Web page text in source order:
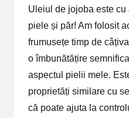
Uleiul de jojoba este cu
piele și păr! Am folosit
frumusețe timp de
o îmbunătățire
aspectul pielii mele.
proprietăți similare cu
că poate ajuta la